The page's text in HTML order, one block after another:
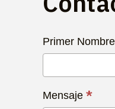
Contacta
con
Hoy
Primer Nombre
Mensaje *